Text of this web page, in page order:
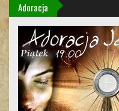
Adoracja